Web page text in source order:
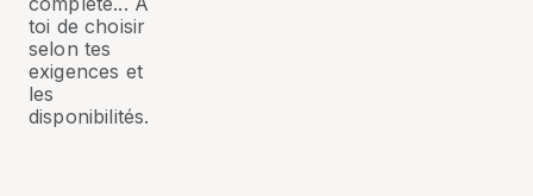
toi de choisir
selon tes
exigences et
les
disponibilités.